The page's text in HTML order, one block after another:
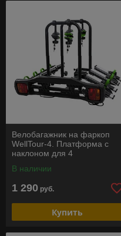
Велобагажник на фаркоп
WellTour-4. Платформа с
наклоном для 4
В наличии
1 290 руб.
Купить